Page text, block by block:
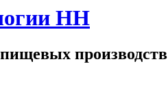
НН
производств